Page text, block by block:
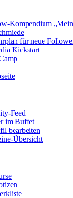
Kompendium
für neue
Kickstart
Feed
im Buffet
bearbeiten
Übersicht